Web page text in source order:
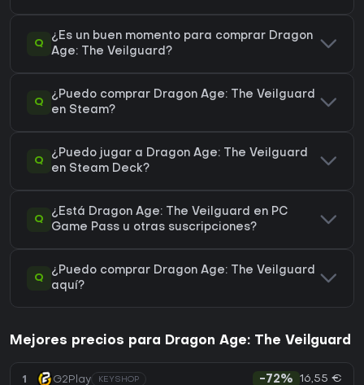
Q
¿Es un buen momento para comprar Dragon
Age: The Veilguard?
Q
¿Puedo comprar Dragon Age: The Veilguard
en Steam?
Q
¿Puedo jugar a Dragon Age: The Veilguard
en Steam Deck?
Q
¿Está Dragon Age: The Veilguard en PC
Game Pass u otras suscripciones?
Q
¿Puedo comprar Dragon Age: The Veilguard
aquí?
Mejores precios para Dragon Age: The Veilguard
1 G2Play KEYSHOP -72% 16,55 €